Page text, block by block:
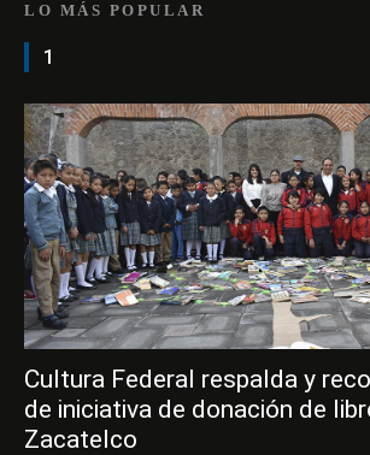
LO MÁS POPULAR
1
Cultura Federal respalda y
de iniciativa de donación de
Zacatelco